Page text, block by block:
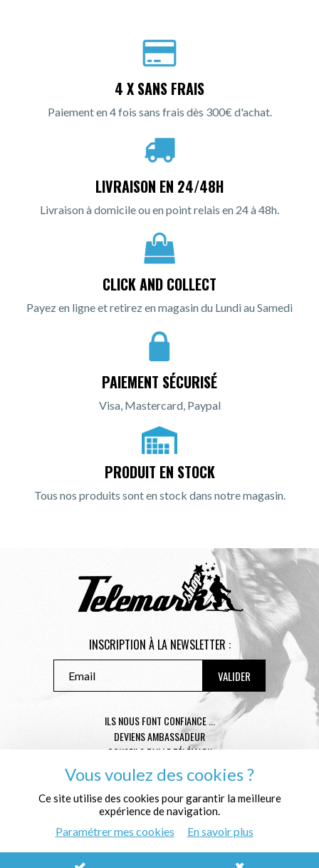
4 X SANS FRAIS
Paiement en 4 fois sans frais dès 300€ d'achat.
LIVRAISON EN 24/48H
Livraison à domicile ou en point relais en 24 à 48h.
CLICK AND COLLECT
Payez en ligne et retirez en magasin du Lundi au Samedi
PAIEMENT SÉCURISÉ
Visa, Mastercard, Paypal
PRODUIT EN STOCK
Tous nos produits sont en stock dans notre magasin.
INSCRIPTION À LA NEWSLETTER :
ILS NOUS FONT CONFIANCE ...
DEVIENS AMBASSADEUR
CONSEILS TAILLE TÉLÉMARK
CONDITIONS GÉNÉRALES DE VENTE
MENTIONS LÉGALES
POLITIQUE DE CONFIDENTIALITÉ
QUI SOMMES NOUS ?
Vous voulez des cookies ?
Ce site utilise des cookies pour garantir la meilleure
expérience de navigation.
Paramétrer mes cookies En savoir plus